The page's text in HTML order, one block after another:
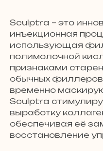
Sculptra – это
инъекционная
использующая
полимолочной
признаками
обычных
временно
Sculptra
выработку
обеспечивая её
восстановление